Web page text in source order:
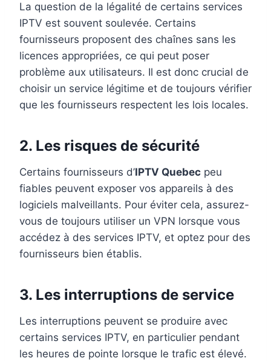
La question de la légalité de certains services
IPTV est souvent soulevée. Certains
fournisseurs proposent des chaînes sans les
licences appropriées, ce qui peut poser
problème aux utilisateurs. Il est donc crucial de
choisir un service légitime et de toujours vérifier
que les fournisseurs respectent les lois locales.
2. Les risques de sécurité
Certains fournisseurs d’IPTV Quebec peu
fiables peuvent exposer vos appareils à des
logiciels malveillants. Pour éviter cela, assurez-
vous de toujours utiliser un VPN lorsque vous
accédez à des services IPTV, et optez pour des
fournisseurs bien établis.
3. Les interruptions de service
Les interruptions peuvent se produire avec
certains services IPTV, en particulier pendant
les heures de pointe lorsque le trafic est élevé.